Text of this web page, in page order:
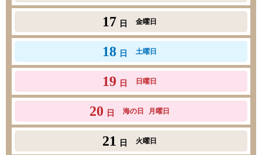
17 日 金曜日
18 日 土曜日
19 日 日曜日
20 日 海の日 月曜日
21 日 火曜日